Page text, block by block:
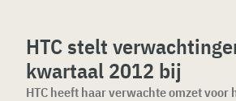
HTC stelt
kwartaal 2012 bij
HTC heeft haar verwachte omzet voor